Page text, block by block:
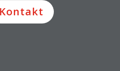
Kontakt